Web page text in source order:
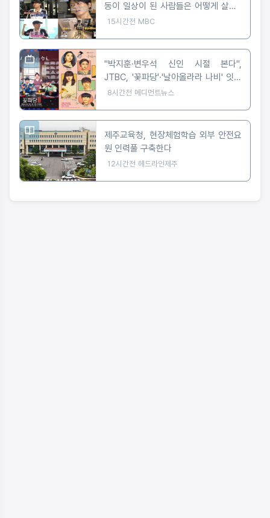
동이 일상이 된 사람들은 어떻게 살까?
'운동세권' 임장 특집!
15시간전 MBC
"박지훈·변우석 신인 시절 본다",
JTBC, '꽃파당'·'날아올라라 나비' 잇따
라 편성
8시간전 메디먼트뉴스
제주교육청, 현장체험학습 외부 안전요
원 인력풀 구축한다
12시간전 헤드라인제주